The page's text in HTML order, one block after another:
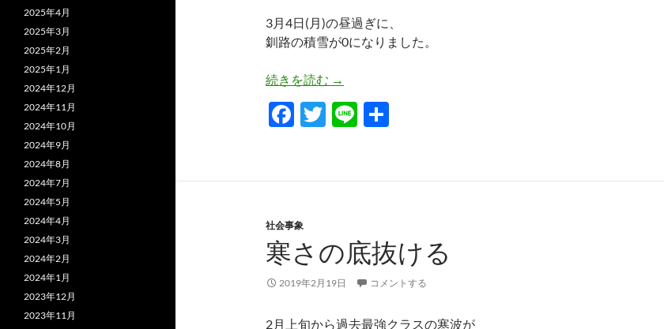
3月4日(月)の昼過ぎに、
釧路の積雪が0になりました。
続きを読む 釧路の積雪が早くも0に
→
F
b
o
o
k
T
er
Li
社会事象
寒さの底抜ける
2019年2月19日 コメントする
2月上旬から過去最強クラスの寒波が
2025年4月
2025年3月
2025年2月
2025年1月
2024年12月
2024年11月
2024年10月
2024年9月
2024年8月
2024年7月
2024年5月
2024年4月
2024年3月
2024年2月
2024年1月
2023年12月
2023年11月